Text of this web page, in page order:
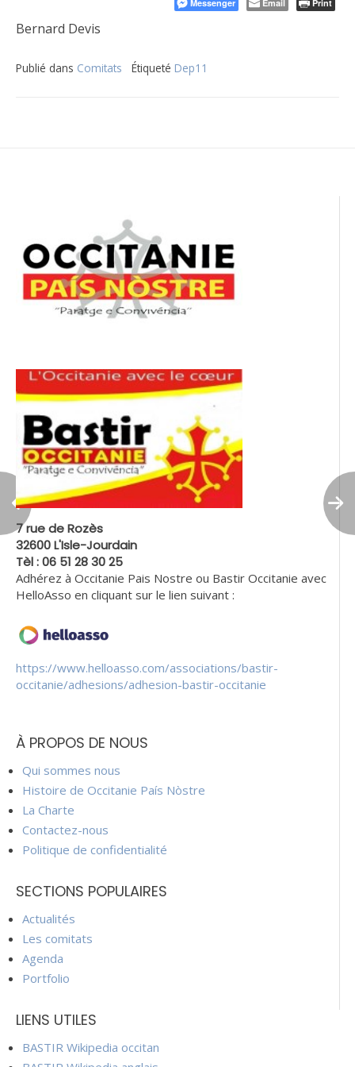
Messenger Email Print
Bernard Devis
Publié dans Comitats Étiqueté Dep11
7 rue de Rozès
32600 L'Isle-Jourdain
Tèl : 06 51 28 30 25
Adhérez à Occitanie Pais Nostre ou Bastir Occitanie avec
HelloAsso en cliquant sur le lien suivant :
https://www.helloasso.com/associations/bastir-
occitanie/adhesions/adhesion-bastir-occitanie
À PROPOS DE NOUS
Qui sommes nous
Histoire de Occitanie País Nòstre
La Charte
Contactez-nous
Politique de confidentialité
SECTIONS POPULAIRES
Actualités
Les comitats
Agenda
Portfolio
LIENS UTILES
BASTIR Wikipedia occitan